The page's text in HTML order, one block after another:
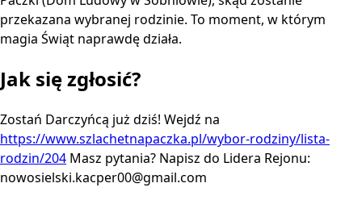
przekazana wybranej rodzinie. To moment, w którym
magia Świąt naprawdę działa.
Jak się zgłosić?
Zostań Darczyńcą już dziś! Wejdź na
https://www.szlachetnapaczka.pl/wybor-rodziny/lista-
rodzin/204 Masz pytania? Napisz do Lidera Rejonu:
nowosielski.kacper00@gmail.com